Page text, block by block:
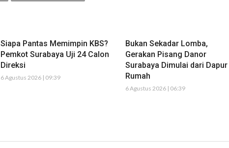
Siapa Pantas Memimpin KBS?
Pemkot Surabaya Uji 24 Calon
Direksi
6 Agustus 2026 | 09:39
Bukan Sekadar Lomba,
Gerakan Pisang Danor
Surabaya Dimulai dari Dapur
Rumah
6 Agustus 2026 | 06:39